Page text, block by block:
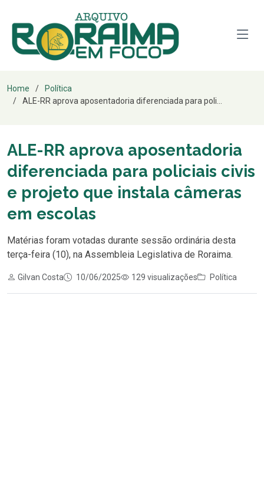
Home
Política
ALE-RR aprova aposentadoria diferenciada para poli...
ALE-RR aprova aposentadoria
diferenciada para policiais civis
e projeto que instala câmeras
em escolas
Matérias foram votadas durante sessão ordinária desta
terça-feira (10), na Assembleia Legislativa de Roraima.
Gilvan Costa 10/06/2025 129 visualizações Política